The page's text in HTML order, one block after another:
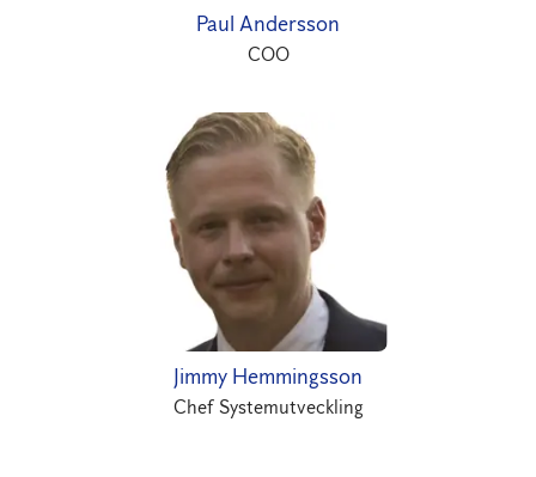
Paul Andersson
COO
Jimmy Hemmingsson
Chef Systemutveckling